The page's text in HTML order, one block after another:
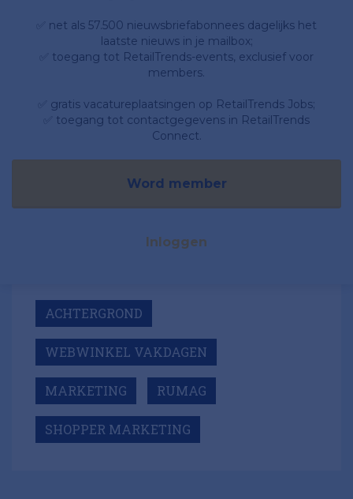
✅ net als 57.500 nieuwsbriefabonnees dagelijks het
laatste nieuws in je mailbox;
✅ toegang tot RetailTrends-events, exclusief voor
members.
✅ gratis vacatureplaatsingen op RetailTrends Jobs;
✅ toegang tot contactgegevens in RetailTrends
Connect.
Word member
Inloggen
ACHTERGROND
WEBWINKEL VAKDAGEN
MARKETING RUMAG
SHOPPER MARKETING